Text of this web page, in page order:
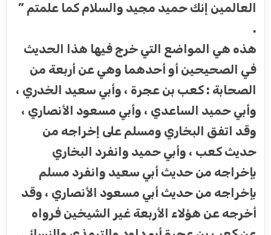
العالمين إنك حميد مجيد والسلام كما علمتم ”
.
هذه هي المواضع التي خرج فيها هذا الحديث
في الصحيحين أو أحدهما وهي عن أربعة من
الصحابة : كعب بن عجرة ، وأبي سعيد الخدري ،
وأبي حميد الساعدي ، وأبي مسعود الأنصاري ،
وقد اتفق البخاري ومسلم على إخراجه من
حديث كعب ، وأبي حميد وانفرد البخاري
بإخراجه من حديث أبي سعيد وانفرد مسلم
بإخراجه من حديث أبي مسعود الأنصاري ، وقد
أخرجه عن هؤلاء الأربعة غير الشيخين فرواه